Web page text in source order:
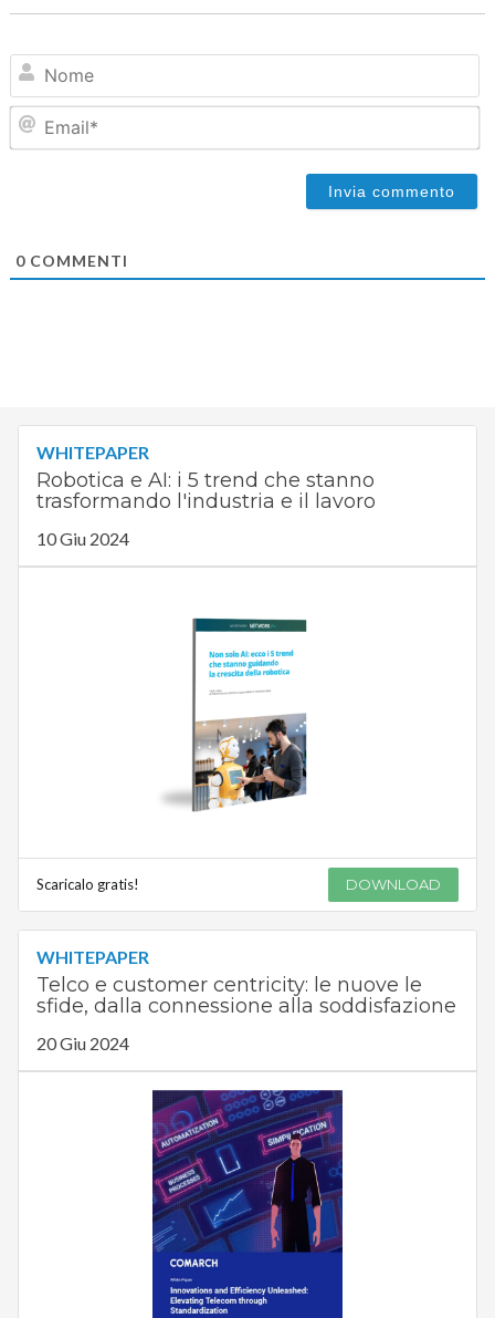
0COMMENTI
WHITEPAPER
Robotica e AI: i 5 trend che stanno
trasformando l'industria e il lavoro
10 Giu 2024
Scaricalo gratis! DOWNLOAD
WHITEPAPER
Telco e customer centricity: le nuove le
sfide, dalla connessione alla soddisfazione
20 Giu 2024